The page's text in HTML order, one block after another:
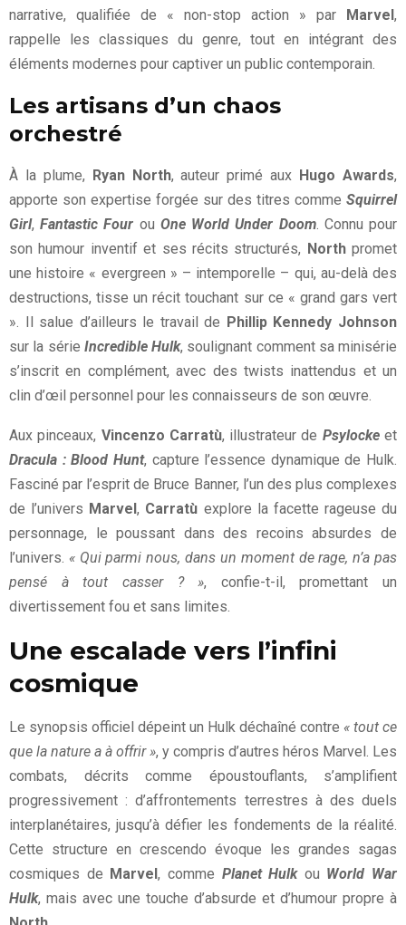
narrative, qualifiée de « non-stop action » par Marvel,
rappelle les classiques du genre, tout en intégrant des
éléments modernes pour captiver un public contemporain.
Les artisans d’un chaos
orchestré
À la plume, Ryan North, auteur primé aux Hugo Awards,
apporte son expertise forgée sur des titres comme Squirrel
Girl,Fantastic Four ou One World Under Doom. Connu pour
son humour inventif et ses récits structurés, Northpromet
une histoire « evergreen » – intemporelle – qui, au-delà des
destructions, tisse un récit touchant sur ce « grand gars vert
». Il salue d’ailleurs le travail de Phillip Kennedy Johnson
sur la série Incredible Hulk, soulignant comment sa minisérie
s’inscrit en complément, avec des twists inattendus et un
clin d’œil personnel pour les connaisseurs de son œuvre.
Aux pinceaux, Vincenzo Carratù, illustrateur de Psylockeet
Dracula : Blood Hunt, capture l’essence dynamique de Hulk.
Fasciné par l’esprit de Bruce Banner, l’un des plus complexes
de l’univers Marvel, Carratù explore la facette rageuse du
personnage, le poussant dans des recoins absurdes de
l’univers. « Qui parmi nous, dans un moment de rage, n’a pas
pensé à tout casser ? », confie-t-il, promettant un
divertissement fou et sans limites.
Une escalade vers l’infini
cosmique
Le synopsis officiel dépeint un Hulk déchaîné contre « tout ce
que la nature a à offrir », y compris d’autres héros Marvel. Les
combats, décrits comme époustouflants, s’amplifient
progressivement : d’affrontements terrestres à des duels
interplanétaires, jusqu’à défier les fondements de la réalité.
Cette structure en crescendo évoque les grandes sagas
cosmiques de Marvel, comme Planet Hulkou World War
Hulk, mais avec une touche d’absurde et d’humour propre à